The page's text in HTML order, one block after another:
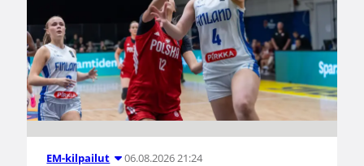
EM-kilpailut 06.08.2026 21:24